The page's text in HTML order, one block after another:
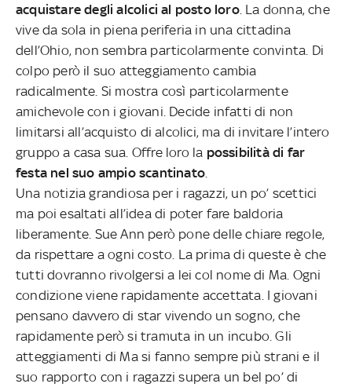
acquistare degli alcolici al posto loro. La donna, che
vive da sola in piena periferia in una cittadina
dell’Ohio, non sembra particolarmente convinta. Di
colpo però il suo atteggiamento cambia
radicalmente. Si mostra così particolarmente
amichevole con i giovani. Decide infatti di non
limitarsi all’acquisto di alcolici, ma di invitare l’intero
gruppo a casa sua. Offre loro la possibilità di far
festa nel suo ampio scantinato
Una notizia grandiosa per i ragazzi, un po’ scettici
ma poi esaltati all’idea di poter fare baldoria
liberamente. Sue Ann però pone delle chiare regole,
da rispettare a ogni costo. La prima di queste è che
tutti dovranno rivolgersi a lei col nome di Ma. Ogni
condizione viene rapidamente accettata. I giovani
pensano davvero di star vivendo un sogno, che
rapidamente però si tramuta in un incubo. Gli
atteggiamenti di Ma si fanno sempre più strani e il
suo rapporto con i ragazzi supera un bel po’ di